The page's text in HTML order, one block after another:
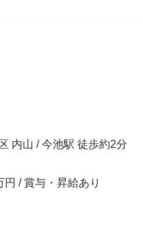
内山 / 今池駅 徒歩約2分
/ 賞与・昇給あり